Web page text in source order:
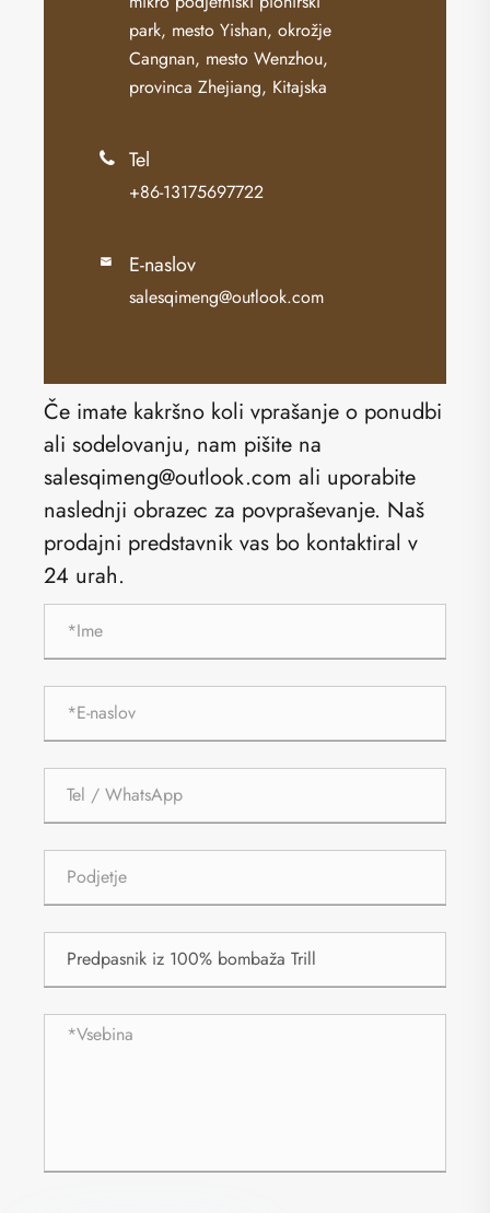
park, mesto Yishan, okrožje
Cangnan, mesto Wenzhou,
provinca Zhejiang, Kitajska
 Tel
+86-13175697722
 E-naslov
salesqimeng@outlook.com
Če imate kakršno koli vprašanje o ponudbi
ali sodelovanju, nam pišite na
salesqimeng@outlook.com ali uporabite
naslednji obrazec za povpraševanje. Naš
prodajni predstavnik vas bo kontaktiral v
24 urah.